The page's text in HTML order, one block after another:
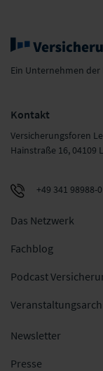
Ein Unternehmen der
Kontakt
Versicherungsforen
Hainstraße 16, 04109
+49 341 98988-0
Das Netzwerk
Fachblog
Podcast
Newsletter
Presse